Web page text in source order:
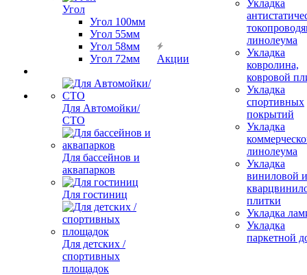
Угол
Угол 100мм
Угол 55мм
Угол 58мм
Угол 72мм
Для Автомойки/
СТО
Для бассейнов и
аквапарков
Для гостиниц
Для детских /
спортивных
площадок
Акции
Укладка
линолеума
Укладка
ковролина,
ковровой
Укладка
спортивных
покрытий
Укладка
линолеума
Укладка
виниловой и
плитки
Укладка
Укладка
паркетной